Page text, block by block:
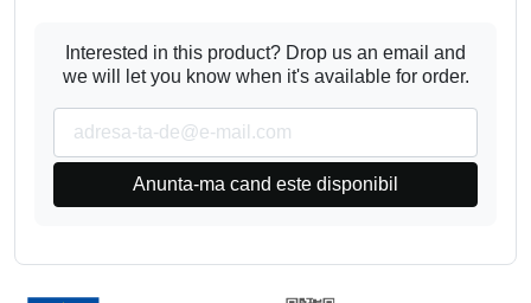
Interested in this product? Drop us an email and
we will let you know when it's available for order.
Anunta-ma cand este disponibil